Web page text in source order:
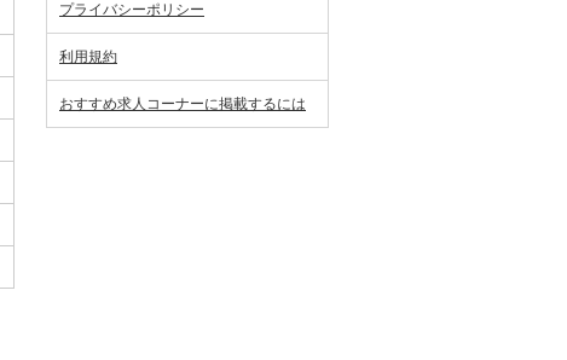
プライバシーポリシー
利用規約
おすすめ求人コーナーに掲載するには